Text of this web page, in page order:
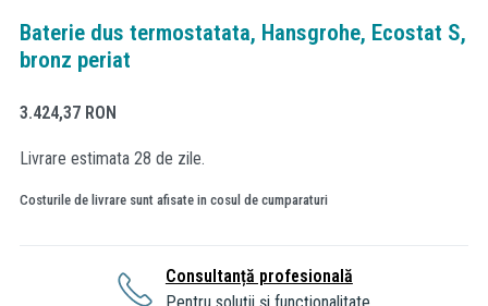
Baterie dus termostatata, Hansgrohe, Ecostat S,
bronz periat
3.424,37 RON
Livrare estimata 28 de zile.
Costurile de livrare sunt afisate in cosul de cumparaturi
Consultanță profesională
Pentru soluții și funcționalitate